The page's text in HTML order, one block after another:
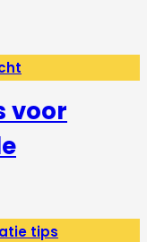
voor
tips